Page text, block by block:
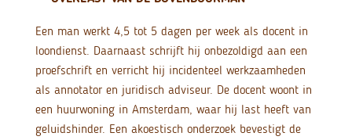
Een man werkt 4,5 tot 5 dagen per week als docent in
loondienst. Daarnaast schrijft hij onbezoldigd aan een
proefschrift en verricht hij incidenteel werkzaamheden
als annotator en juridisch adviseur. De docent woont in
een huurwoning in Amsterdam, waar hij last heeft van
geluidshinder. Een akoestisch onderzoek bevestigt de